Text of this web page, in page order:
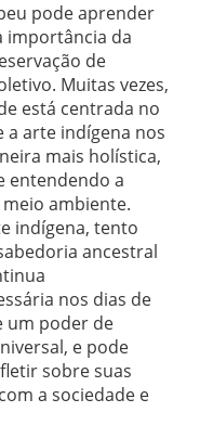
pode aprender
importância da
de
Muitas vezes,
está centrada no
a arte indígena nos
mais holística,
entendendo a
ambiente.
indígena, tento
ancestral
nos dias de
um poder de
e pode
sobre suas
a sociedade e